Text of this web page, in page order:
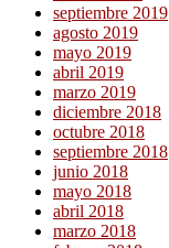
septiembre 2019
agosto 2019
mayo 2019
abril 2019
marzo 2019
diciembre 2018
octubre 2018
septiembre 2018
junio 2018
mayo 2018
abril 2018
marzo 2018